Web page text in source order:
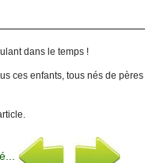
dans le temps !
ces enfants, tous nés de pères